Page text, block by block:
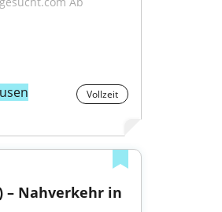
Vollzeit
– Nahverkehr in